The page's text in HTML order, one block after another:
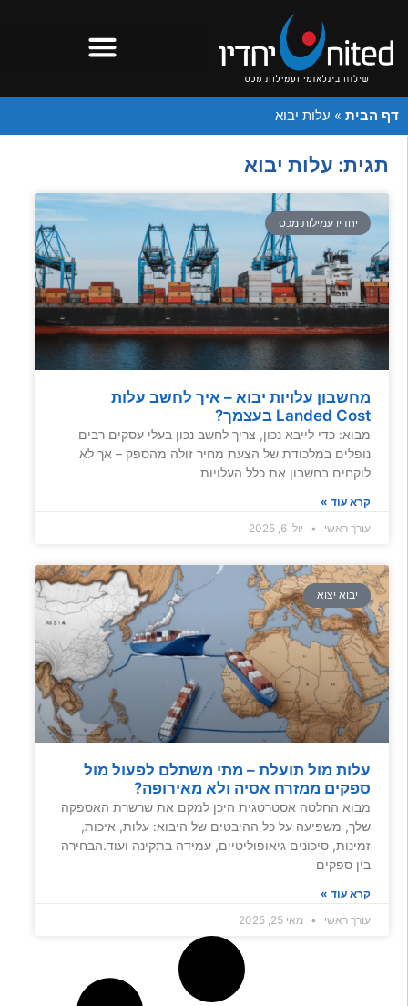
דף הבית » עלות יבוא
תגית: עלות יבוא
יחדיו עמילות מכס
מחשבון עלויות יבוא – איך לחשב עלות
Landed Cost בעצמך?
מבוא: כדי לייבא נכון, צריך לחשב נכון בעלי עסקים רבים
נופלים במלכודת של הצעת מחיר זולה מהספק – אך לא
לוקחים בחשבון את כלל העלויות
קרא עוד »
עורך ראשי
יולי 6, 2025
יבוא יצוא
עלות מול תועלת – מתי משתלם לפעול מול
ספקים ממזרח אסיה ולא מאירופה?
מבוא החלטה אסטרטגית היכן למקם את שרשרת האספקה
שלך, משפיעה על כל ההיבטים של היבוא: עלות, איכות,
זמינות, סיכונים גיאופוליטיים, עמידה בתקינה ועוד.הבחירה
בין ספקים
קרא עוד »
עורך ראשי
מאי 25, 2025